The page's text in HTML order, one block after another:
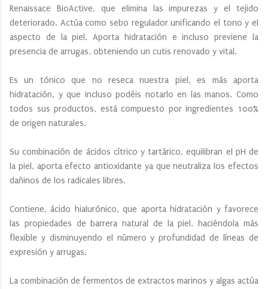
Renaissace BioActive, que elimina las impurezas y el tejido
deteriorado. Actúa como sebo regulador unificando el tono y el
aspecto de la piel. Aporta hidratación e incluso previene la
presencia de arrugas, obteniendo un cutis renovado y vital.
Es un tónico que no reseca nuestra piel, es más aporta
hidratación, y que incluso podéis notarlo en las manos. Como
todos sus productos, está compuesto por ingredientes 100%
de origen naturales.
Su combinación de ácidos cítrico y tartárico, equilibran el pH de
la piel, aporta efecto antioxidante ya que neutraliza los efectos
dañinos de los radicales libres.
Contiene, ácido hialurónico, que aporta hidratación y favorece
las propiedades de barrera natural de la piel, haciéndola más
flexible y disminuyendo el número y profundidad de líneas de
expresión y arrugas.
La combinación de fermentos de extractos marinos y algas actúa